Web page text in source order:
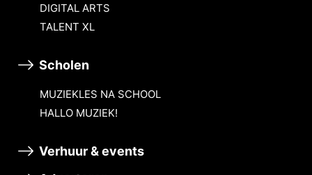
DIGITAL ARTS
TALENT XL
Scholen
MUZIEKLES NA SCHOOL
HALLO MUZIEK!
Verhuur & events